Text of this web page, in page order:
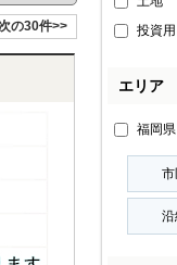
の30件>>
投資用
エリア
福岡県